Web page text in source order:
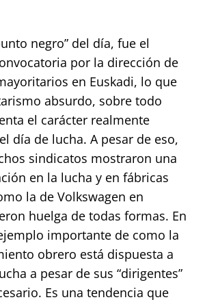
negro” del día, fue el
por la dirección de
en Euskadi, lo que
absurdo, sobre todo
el carácter realmente
día de lucha. A pesar de eso,
sindicatos mostraron una
en la lucha y en fábricas
la de Volkswagen en
huelga de todas formas. En
importante de como la
obrero está dispuesta a
a pesar de sus “dirigentes”
Es una tendencia que